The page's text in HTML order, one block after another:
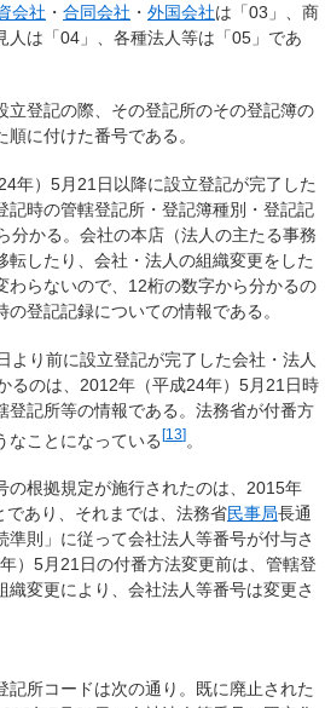
会社 ・ 合同会社 ・ 外国会社は「03」、商
人は「04」、各種法人等は「05」であ
立登記の際、その登記所のその登記簿の
に付けた番号である。
年）5月21日以降に設立登記が完了した
記時の管轄登記所・登記簿種別・登記記
分かる。会社の本店（法人の主たる事務
転したり、会社・法人の組織変更をした
わらないので、12桁の数字から分かるの
登記記録についての情報である。
より前に設立登記が完了した会社・法人
るのは、2012年（平成24年）5月21日時
登記所等の情報である。法務省が付番方
なことになっている[13]。
の根拠規定が施行されたのは、2015年
であり、それまでは、法務省民事局長通
準則」に従って会社法人等番号が付与さ
）5月21日の付番方法変更前は、管轄登
織変更により、会社法人等番号は変更さ
記所コードは次の通り。既に廃止された